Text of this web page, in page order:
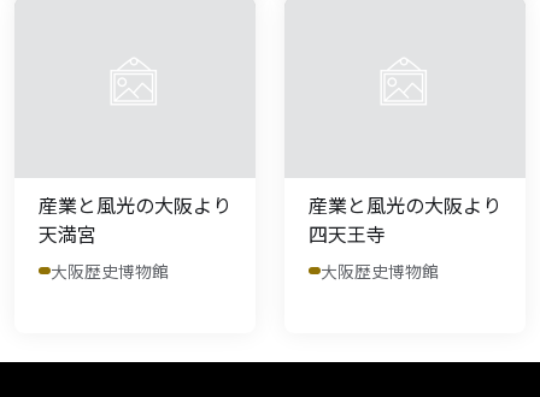
産業と風光の大阪より
天満宮
大阪歴史博物館
産業と風光の大阪より
四天王寺
大阪歴史博物館